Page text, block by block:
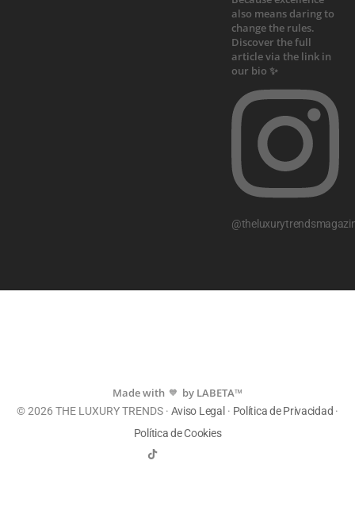
Made with 💙 by LABETA™
© 2026 THE LUXURY TRENDS · Aviso Legal · Política de Privacidad ·
Política de Cookies